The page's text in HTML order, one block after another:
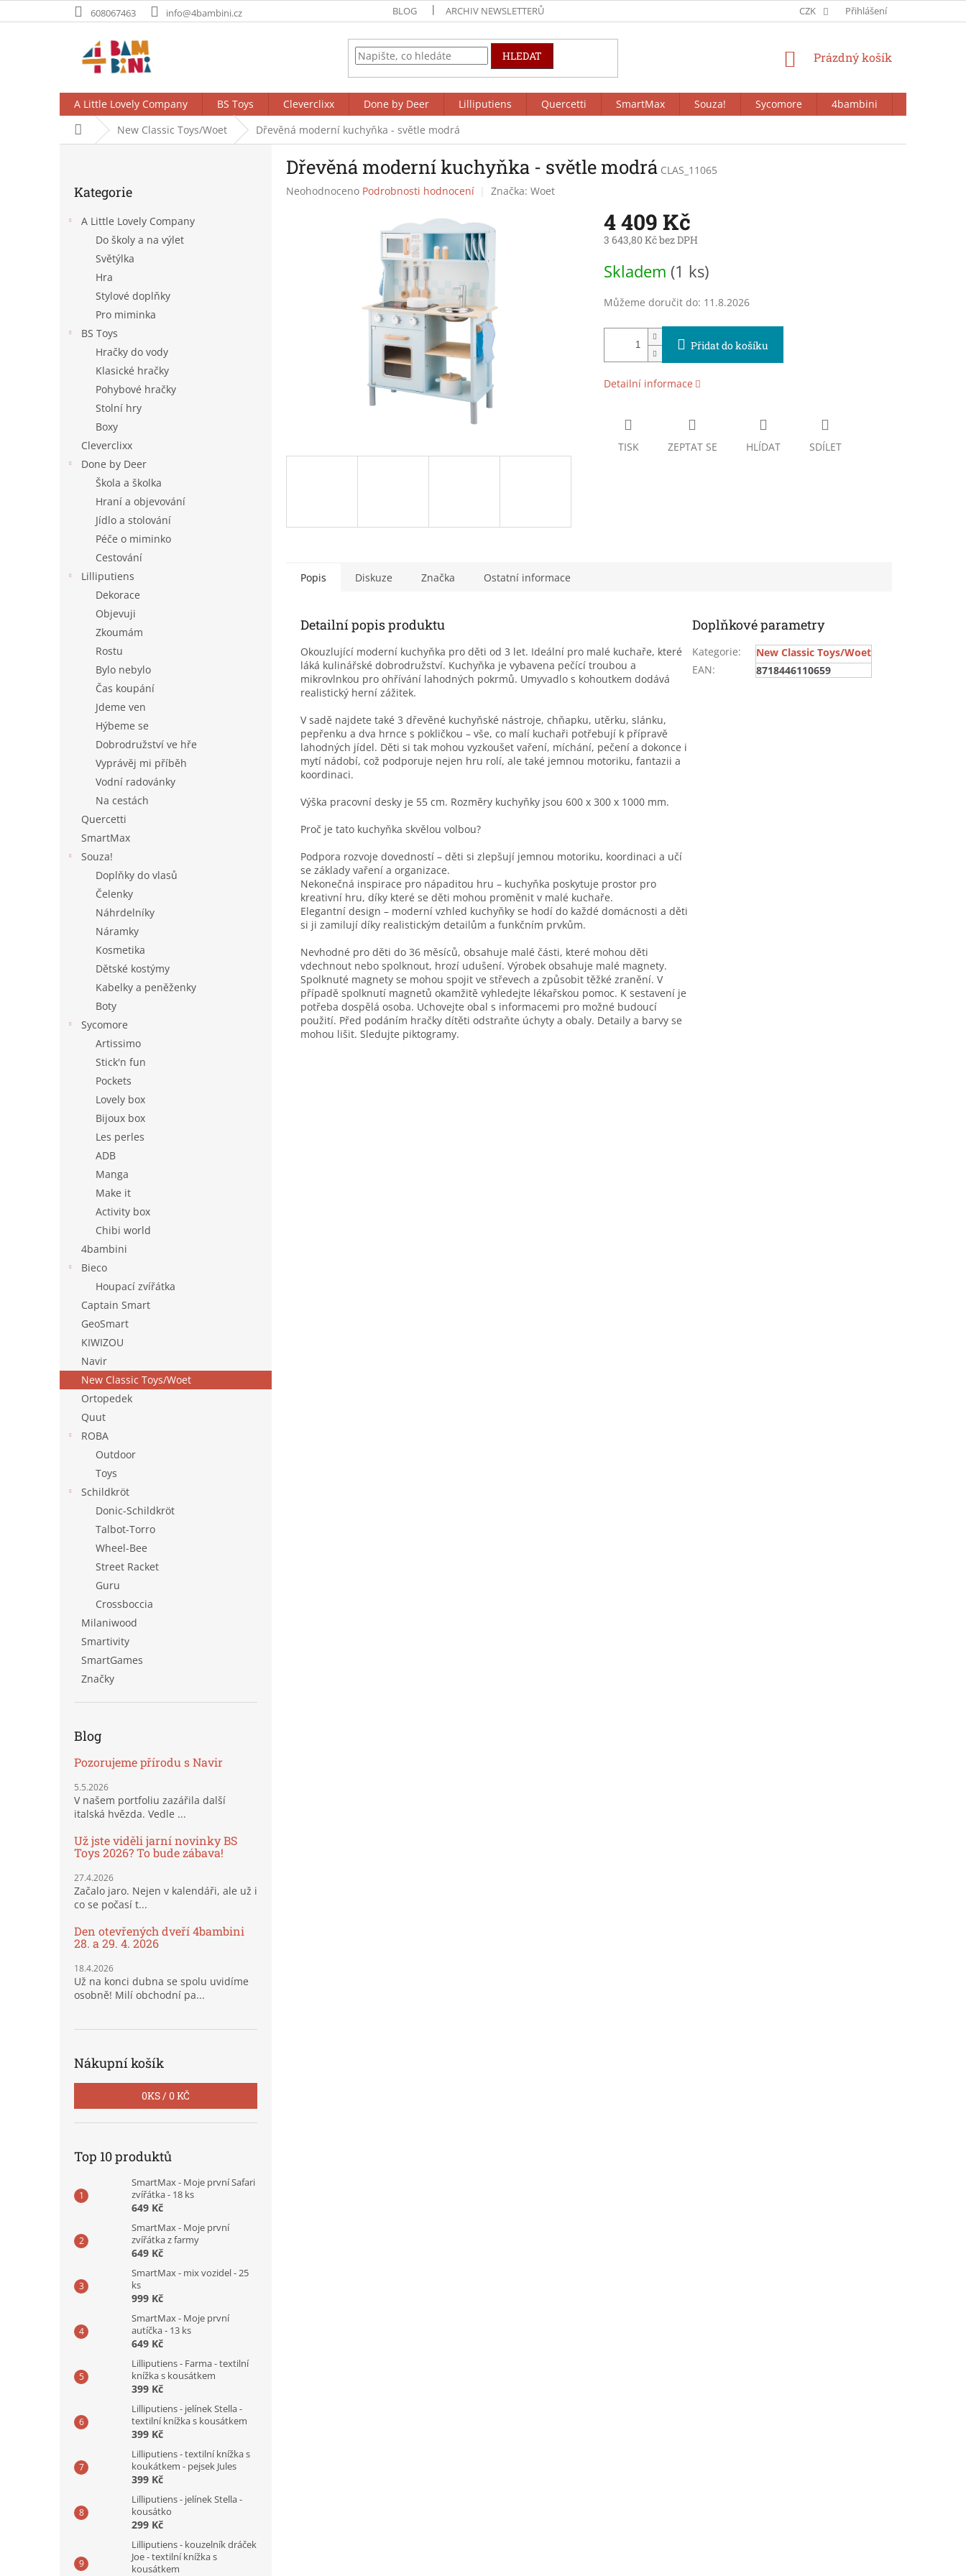
na
608067463 info@4bambini.cz BLOG ARCHIV NEWSLETTERŮ CZK Přihlášení
HLEDAT
NÁKUPNÍ
Prázdný košík
A Little Lovely Company BS Toys Cleverclixx Done by Deer Lilliputiens Quercetti SmartMax Souza! Sycomore 4bambini
Domů New Classic Toys/Woet Dřevěná moderní kuchyňka - světle modrá
kategorie
Kategorie
A Little Lovely Company
Do školy a na výlet
Světýlka
Hra
Stylové doplňky
Pro miminka
BS Toys
Hračky do vody
Klasické hračky
Pohybové hračky
Stolní hry
Boxy
Cleverclixx
Done by Deer
Škola a školka
Hraní a objevování
Jídlo a stolování
Péče o miminko
Cestování
Lilliputiens
Dekorace
Objevuji
Zkoumám
Rostu
Bylo nebylo
Čas koupání
Jdeme ven
Hýbeme se
Dobrodružství ve hře
Vyprávěj mi příběh
Vodní radovánky
Na cestách
Quercetti
SmartMax
Souza!
Doplňky do vlasů
Čelenky
Náhrdelníky
Náramky
Kosmetika
Dětské kostýmy
Kabelky a peněženky
Boty
Sycomore
Artissimo
Stick'n fun
Pockets
Lovely box
Bijoux box
Les perles
ADB
Manga
Make it
Activity box
Chibi world
4bambini
Bieco
Houpací zvířátka
Captain Smart
GeoSmart
KIWIZOU
Navir
New Classic Toys/Woet
Ortopedek
Quut
ROBA
Outdoor
Toys
Schildkröt
Donic-Schildkröt
Talbot-Torro
Wheel-Bee
Street Racket
Guru
Crossboccia
Milaniwood
Smartivity
SmartGames
Značky
Blog
Pozorujeme přírodu s Navir
5.5.2026
V našem portfoliu zazářila další
italská hvězda. Vedle ...
Už jste viděli jarní novinky BS
Toys 2026? To bude zábava!
27.4.2026
Začalo jaro. Nejen v kalendáři, ale už i
co se počasí t...
Den otevřených dveří 4bambini
28. a 29. 4. 2026
18.4.2026
Už na konci dubna se spolu uvidíme
osobně! Milí obchodní pa...
Nákupní košík
0KS / 0 KČ
Top 10 produktů
SmartMax - Moje první Safari
zvířátka - 18 ks
649 Kč
SmartMax - Moje první
zvířátka z farmy
649 Kč
SmartMax - mix vozidel - 25
ks
999 Kč
SmartMax - Moje první
autíčka - 13 ks
649 Kč
Lilliputiens - Farma - textilní
knížka s kousátkem
399 Kč
Lilliputiens - jelínek Stella -
textilní knížka s kousátkem
399 Kč
Lilliputiens - textilní knížka s
koukátkem - pejsek Jules
399 Kč
Lilliputiens - jelínek Stella -
kousátko
299 Kč
Lilliputiens - kouzelník dráček
Joe - textilní knížka s
kousátkem
Dřevěná moderní kuchyňka - světle modrá CLAS_11065
Průměrné
Neohodnoceno Podrobnosti hodnocení Značka: Woet
4 409 Kč
3 643,80 Kč bez DPH
cena:
Skladem (1 ks)
Můžeme doručit do: 11.8.2026
Přidat do košíku
Detailní informace
TISK ZEPTAT SE HLÍDAT SDÍLET
Popis Diskuze Značka Ostatní informace
Detailní popis produktu
Okouzlující moderní kuchyňka pro děti od 3 let. Ideální pro malé kuchaře, které
láká kulinářské dobrodružství. Kuchyňka je vybavena pečící troubou a
mikrovlnkou pro ohřívání lahodných pokrmů. Umyvadlo s kohoutkem dodává
realistický herní zážitek.
V sadě najdete také 3 dřevěné kuchyňské nástroje, chňapku, utěrku, slánku,
pepřenku a dva hrnce s pokličkou – vše, co malí kuchaři potřebují k přípravě
lahodných jídel. Děti si tak mohou vyzkoušet vaření, míchání, pečení a dokonce i
mytí nádobí, což podporuje nejen hru rolí, ale také jemnou motoriku, fantazii a
koordinaci.
Výška pracovní desky je 55 cm. Rozměry kuchyňky jsou 600 x 300 x 1000 mm.
Proč je tato kuchyňka skvělou volbou?
Podpora rozvoje dovedností – děti si zlepšují jemnou motoriku, koordinaci a učí
se základy vaření a organizace.
Nekonečná inspirace pro nápaditou hru – kuchyňka poskytuje prostor pro
kreativní hru, díky které se děti mohou proměnit v malé kuchaře.
Elegantní design – moderní vzhled kuchyňky se hodí do každé domácnosti a děti
si ji zamilují díky realistickým detailům a funkčním prvkům.
Nevhodné pro děti do 36 měsíců, obsahuje malé části, které mohou děti
vdechnout nebo spolknout, hrozí udušení. Výrobek obsahuje malé magnety.
Spolknuté magnety se mohou spojit ve střevech a způsobit těžké zranění. V
případě spolknutí magnetů okamžitě vyhledejte lékařskou pomoc. K sestavení je
potřeba dospělá osoba. Uchovejte obal s informacemi pro možné budoucí
použití. Před podáním hračky dítěti odstraňte úchyty a obaly. Detaily a barvy se
mohou lišit. Sledujte piktogramy.
Doplňkové parametry
Kategorie:
New Classic Toys/Woet
EAN: 8718446110659